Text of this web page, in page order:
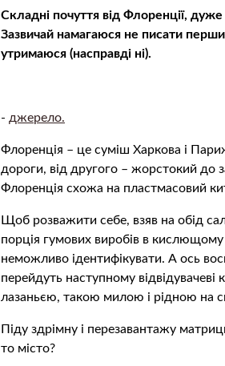
Складні почуття від Флоренції,
Зазвичай намагаюся не писати
утримаюся (насправді ні).
- джерело.
Флоренція – це суміш Харкова і
дороги, від другого – жорстокий до
Флоренція схожа на пластмасовий
Щоб розважити себе, взяв на обід
порція гумових виробів в кислющому
неможливо ідентифікувати. А ось
перейдуть наступному відвідувачеві
лазаньєю, такою милою і рідною на
Піду здрімну і перезавантажу
то місто?